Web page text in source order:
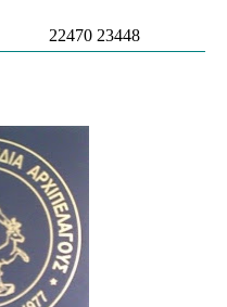
22470 23448